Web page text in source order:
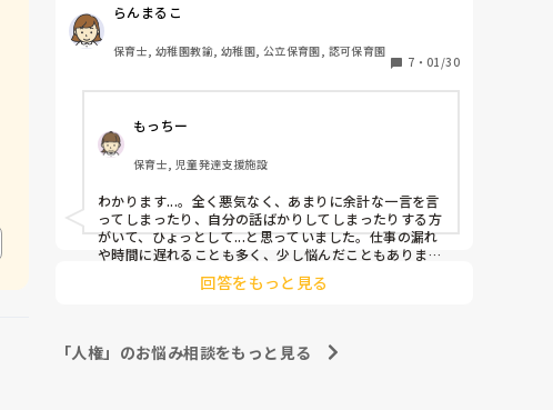
その他、子供に対しても👇
・子どもに対して「恥ずかしくないの？」「耳ついて
ないの？」と否定的・威圧的に個人を責めたり、羞恥
心を刺激する発言で不安や恐怖を与える
○○くんは全然食べないね」と比較し、無理に口に食
事を押し込むような場面が複数回あった。
・当然のように腕を引っ張る行為、感情をぶつけるよ
うな関わりで、子供が脅える/固まる/泣く姿が毎日(保
護者等から通報が来たとて改善無し)
etc.....他にもあげようと思えば沢山あります。
た。
す…笑
この人は毎回メモするんだなっていうイメージを植え付
けますかね…
ただこういう人ばかりいる保育業界ではなく、良い先生
います。長々と失礼しました。
か？？
自分がそうです。や
実際に診断を受けたり
その後診断されていたなど
一緒に働いている方はどのように配慮されているのか
職場の理解はあるのか。
参考に聞かせて頂きたいです。
らんまるこ
保育士, 幼稚園教諭, 幼稚園, 公立保育園, 認可保育園
7 ・ 01/30
もっちー
保育士, 児童発達支援施設
わかります...。全く悪気なく、あまりに余計な一言を言
ってしまったり、自分の話ばかりしてしまったりする方
がいて、ひょっとして...と思っていました。仕事の漏れ
や時間に遅れることも多く、少し悩んだこともありま
なんとなく周りも気づいていて、ちからのある先生のク
りからは疎まれてしまい、複雑な気持ちでした。
回答をもっと見る
「人権」のお悩み相談をもっと見る